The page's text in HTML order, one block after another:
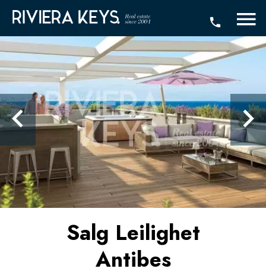
Salg Leilighet
Antibes